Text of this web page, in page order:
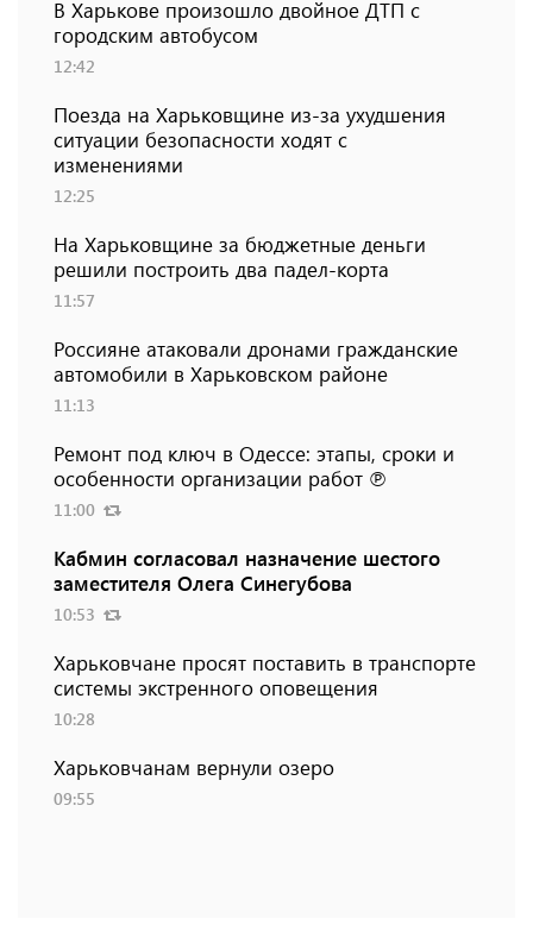
В Харькове произошло двойное ДТП с
городским автобусом
12:42
Поезда на Харьковщине из-за ухудшения
ситуации безопасности ходят с
изменениями
12:25
На Харьковщине за бюджетные деньги
решили построить два падел-корта
11:57
Россияне атаковали дронами гражданские
автомобили в Харьковском районе
11:13
Ремонт под ключ в Одессе: этапы, сроки и
особенности организации работ ℗
11:00
Кабмин согласовал назначение шестого
заместителя Олега Синегубова
10:53
Харьковчане просят поставить в транспорте
системы экстренного оповещения
10:28
Харьковчанам вернули озеро
09:55